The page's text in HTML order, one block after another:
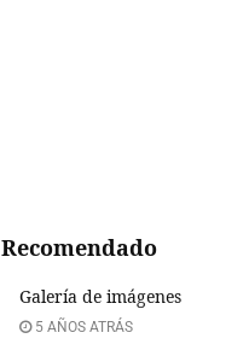
Recomendado
Galería de imágenes
5 AÑOS ATRÁS